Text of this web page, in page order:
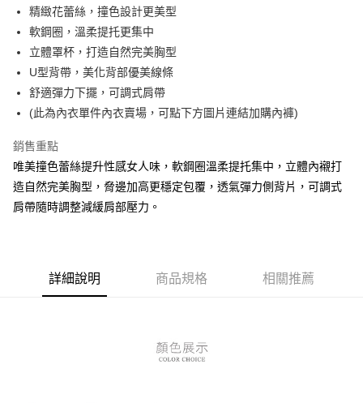
Apple Pay
街口支付
悠遊付
AFTEE先享後付
相關說明
AFTEE先享後付是「在收到商品之後才付款」的支付方式。 讓您購物簡單
便利好安心！
１．簡單：不需註冊會員、不需綁卡、不需儲值。
２．便利：只要手機號碼，簡訊認證，即可結帳。
３．安心：先確認商品／服務後，再付款。
２．訂單成立數日內，您將收到繳費通知簡訊。
３．收到繳費通知簡訊後14天內，點擊此簡訊中的連結，可透過四大超商／
購買商品的店家。未經商家同意取消之訂單仍視為有效，需透過AFTEE先享
ATM付款
運送方式
全家付款取貨
每筆NT$80，滿NT$899(含以上)免運費
每筆NT$80，滿NT$899(含以上)免運費
精緻花蕾絲，撞色設計更美型
軟鋼圈，溫柔提托更集中
立體罩杯，打造自然完美胸型
U型背帶，美化背部優美線條
舒適彈力下擺，可調式肩帶
(此為內衣單件內衣賣場，可點下方圖片連結加購內褲)
銷售重點
唯美撞色蕾絲提升性感女人味，軟鋼圈溫柔提托集中，立體內襯打
造自然完美胸型，脅邊加高更穩定包覆，透氣彈力側背片，可調式
肩帶隨時調整減緩肩部壓力。
詳細說明 商品規格 相關推薦